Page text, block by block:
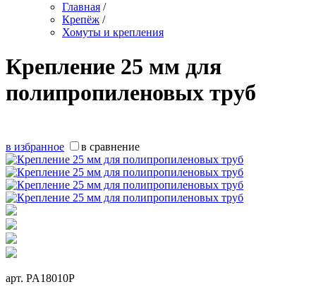
Главная /
Крепёж /
Хомуты и крепления
Крепление 25 мм для
полипропиленовых труб
в избранное в сравнение
арт. PA18010P